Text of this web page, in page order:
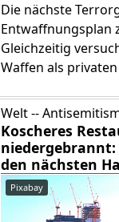
Die nächste
Entwaffnungsplan
Gleichzeitig
Waffen als privaten
Welt --
Koscheres
den nächsten
Pixabay